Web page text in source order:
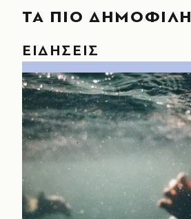
ΤΑ ΠΙΟ ΔΗΜΟΦΙΛΗ
ΕΙΔΗΣΕΙΣ